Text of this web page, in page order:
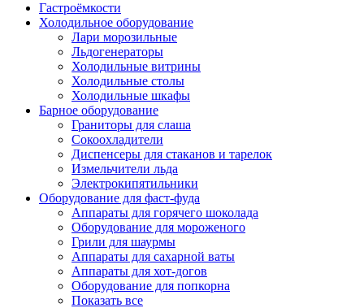
Гастроёмкости
Холодильное оборудование
Лари морозильные
Льдогенераторы
Холодильные витрины
Холодильные столы
Холодильные шкафы
Барное оборудование
Граниторы для слаша
Сокоохладители
Диспенсеры для стаканов и тарелок
Измельчители льда
Электрокипятильники
Оборудование для фаст-фуда
Аппараты для горячего шоколада
Оборудование для мороженого
Грили для шаурмы
Аппараты для сахарной ваты
Аппараты для хот-догов
Оборудование для попкорна
Показать все